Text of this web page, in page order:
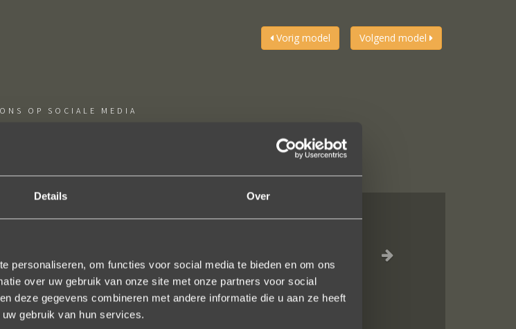
Details Over
personaliseren, om functies voor social media te bieden en om ons
over uw gebruik van onze site met onze partners voor social
deze gegevens combineren met andere informatie die u aan ze heeft
gebruik van hun services.
Vorig model Volgend model
OP SOCIALE MEDIA
gewoon prachtig en subtiel tegelijk. Héél veel waar voor je
contact met je onderhouden alsof je in de winkel staat.
bij Wim Meeusen sierraden aan te schaffen!
Erik Koopmans